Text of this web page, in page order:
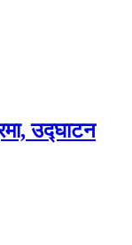
उद्घाटन